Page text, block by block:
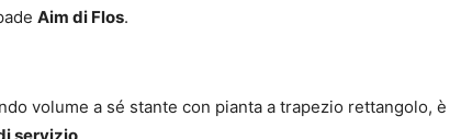
Aim di Flos.
volume a sé stante con pianta a trapezio rettangolo, è